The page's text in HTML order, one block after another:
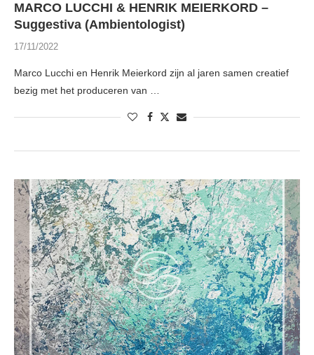
MARCO LUCCHI & HENRIK MEIERKORD –
Suggestiva (Ambientologist)
17/11/2022
Marco Lucchi en Henrik Meierkord zijn al jaren samen creatief
bezig met het produceren van …